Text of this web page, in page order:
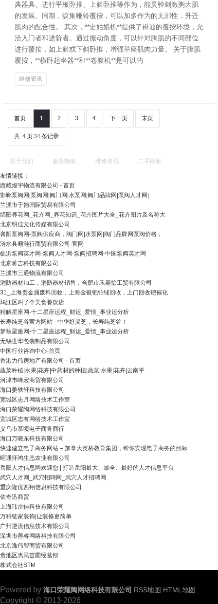
典器具。进行平板卧推、上斜卧推等作为，能灵验刺激胸大肌
的发展。同期，蚁集哑铃覆按，可以加多作为的无邪性，升迁
肌肉的配合性。 其次，**史姑娘机**提供了褂讪的覆按环境，允
洽入门者和进阶者。通过搬动角度，可以针对胸肌的不同部位
进行覆按，如上斜或下斜卧推，增强举座肌肉力量。 关于腹肌
覆按，**横卧起坐器**和**卷腹机**是可以的
维修资讯
首页 1 2 3 4 下一页 末页
共 4页34条记录
关于我们 服务指南 维修资讯 二手回收
友情链接：
西藏煌宇物流有限公司 - 首页
邯郸泵阀网|泵阀网|阀门网|水泵网|阀门品牌网|泵阀人才网|
兰溪市于翰国际贸易有限公司
绵阳养花网_花卉网_养花知识_花卉图片大全_花卉图片及名称大
北京明佳文化传媒有限公司
襄阳泵阀网-泵阀供应商，阀门网|水泵网|阀门品牌网泵阀价格，
涟水县顺涟行商贸有限公司-官网
临沂泵阀英才网-泵阀人才网-泵阀招聘网-中国泵阀英才网
北京蒋吉科技有限公司
兰溪市三通物流有限公司
消防器材加工，消防器材销售，合肥市禾嘉怡工贸有限公司
31_上海贵金属废料回收，上海金银钯铂铑回收，上门回收钯催化
鸠江区叫了个美食餐饮店
精解星座网-十二星座运程_财运_爱情_事业运分析
长寿纯芝谷官方网站 - 中华好灵芝，长寿纯芝谷！
梦秋星座网-十二星座运程_财运_爱情_事业运分析
无锡世华包装制品有限公司
中国行业咨询中心-首页
香港力伟房地产有限公司 - 首页
蔬菜种植|水果|花卉|中药材的种植|蔬菜|水果|花卉|云南平
河津市峰宏商贸有限公司
海口姜轶轩科技有限公司
宽城区志月网络技术工作室
海口荣耀陶网络科技有限公司
宽城区志有网络技术工作室
义乌市慕顷电子商务商行
海口万晓东科技有限公司
快速建立电子商务网站 – 加拿大英桥教育集团，帮你实现电子商务的目标
昭通怀鸿生态农业有限公司
岳阳人才信息网欢迎您 | 打造岳阳最大、最全、最好的人才信息平台
武穴人才网_武穴招聘网_武穴人才招聘网
重庆隆优西翔信息科技有限公司
佑奇迅商贸
上海玮雷佳科技有限公司
万科链家装饰|让装修更简单
广州逆流信息技术有限公司
深圳市善睿网络科技有限公司
北京逸伟智商贸有限公司
贵池区惠民苗圃经营部
株式会社STM
Powered by 海口荣耀陶网络科技有限公司 RSS地图 HTML地图
Copyright © 2013-2026